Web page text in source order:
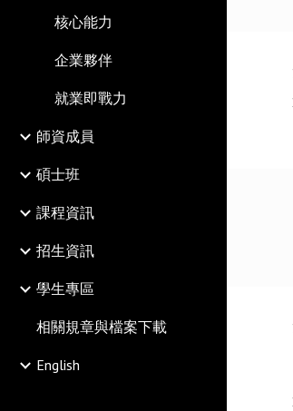
核心能力
企業夥伴
就業即戰力
師資成員
碩士班
課程資訊
招生資訊
學生專區
相關規章與檔案下載
English